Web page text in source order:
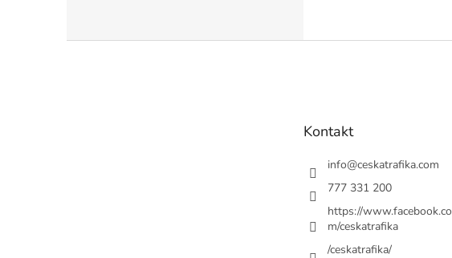
Kontakt
info@ceskatrafika.com
777 331 200
https://www.facebook.co
m/ceskatrafika
/ceskatrafika/